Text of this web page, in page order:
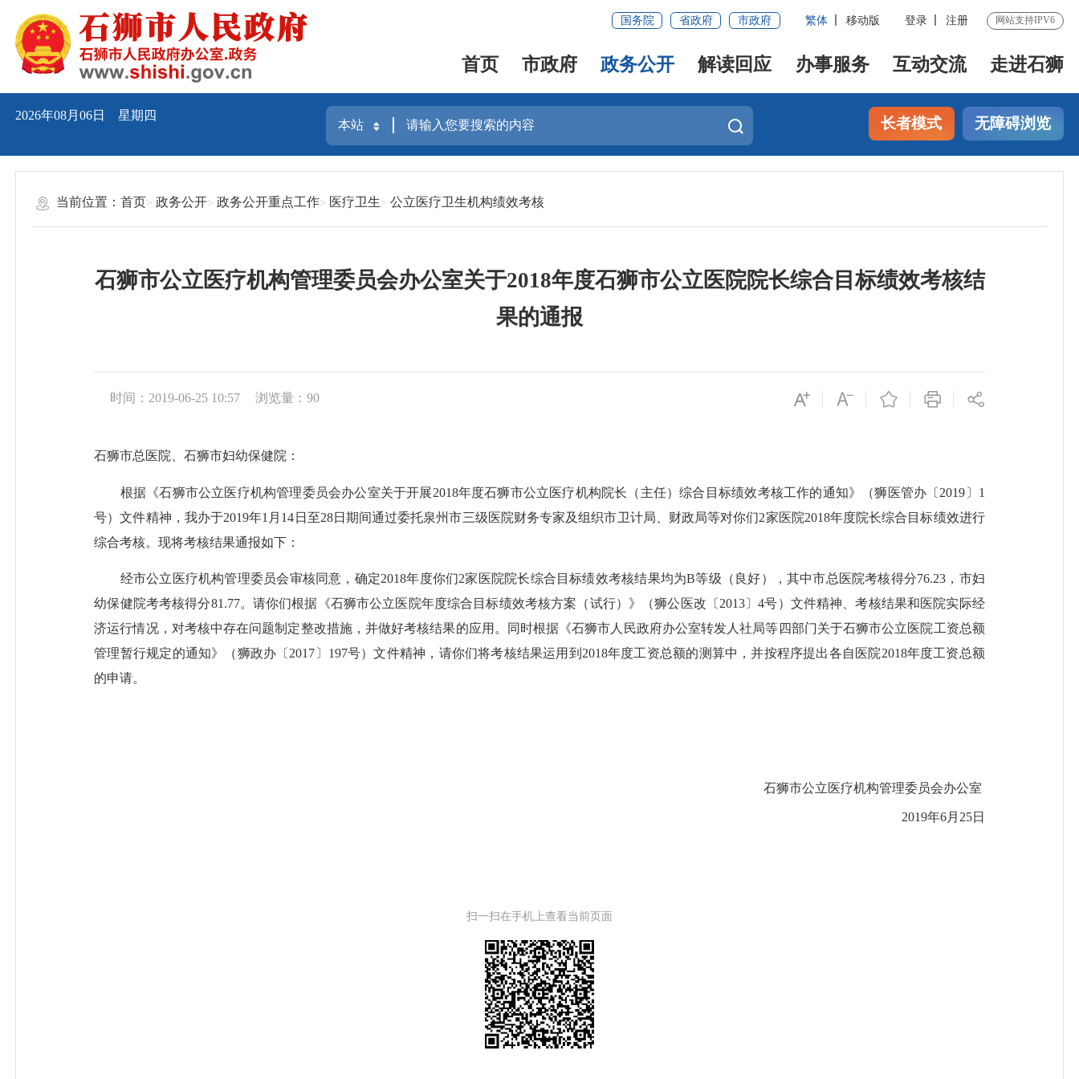
国务院 省政府 市政府 繁体 移动版 登录 注册 网站支持IPV6
首页 市政府 政务公开 解读回应 办事服务 互动交流 走进石狮
2026年08月06日 星期四 长者模式 无障碍浏览
当前位置：首页 政务公开 政务公开重点工作 医疗卫生 公立医疗卫生机构绩效考核
石狮市公立医疗机构管理委员会办公室关于2018年度石狮市公立医院院长综合目标绩效考核结
果的通报
时间：2019-06-25 10:57 浏览量： 90
石狮市总医院、石狮市妇幼保健院：
根据《石狮市公立医疗机构管理委员会办公室关于开展2018年度石狮市公立医疗机构院长（主任）综合目标绩效考核工作的通知》（狮医管办〔 2019 〕 1
号）文件精神，我办于2019年1 月 14 日至28日期间通过委托泉州市三级医院财务专家及组织市卫计局、财政局等对你们2家医院2018年度院长综合目标绩效进行
综合考核。现将考核结果通报如下：
经市公立医疗机构管理委员会审核同意，确定2018年度你们2家医院院长综合目标绩效考核结果均为B等级（良好），其中市总医院考核得分76.23 ，市妇
幼保健院考考核得分81.77。请你们根据《石狮市公立医院年度综合目标绩效考核方案（试行）》（狮公医改〔 2013〕4号）文件精神、考核结果和医院实际经
济运行情况，对考核中存在问题制定整改措施，并做好考核结果的应用。同时根据《石狮市人民政府办公室转发人社局等四部门关于石狮市公立医院工资总额
管理暂行规定的通知》（狮政办〔 2017 〕 197号）文件精神，请你们将考核结果运用到 2018年度工资总额的测算中，并按程序提出各自医院2018年度工资总额
的申请。
石狮市公立医疗机构管理委员会办公室
2019年6月 25日
扫一扫在手机上查看当前页面